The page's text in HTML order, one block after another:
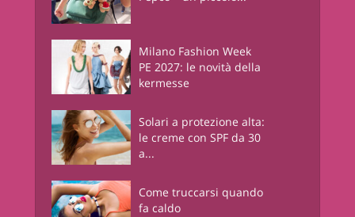
Milano Fashion Week
PE 2027: le novità della
kermesse
Solari a protezione alta:
le creme con SPF da 30
a...
Come truccarsi quando
fa caldo